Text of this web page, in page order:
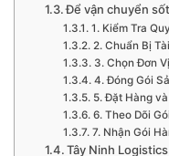
Để vận chuyển
1. Kiểm Tra
2. Chuẩn Bị
3. Chọn Đơn
4. Đóng Gói
5. Đặt Hàng
6. Theo Dõi
7. Nhận Gói
Tây Ninh Logistics